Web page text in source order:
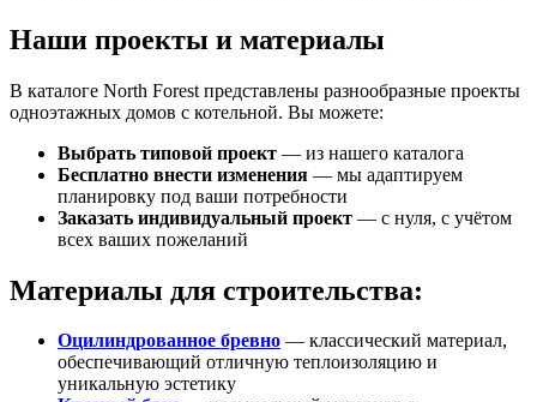
Наши проекты и материалы
В каталоге North Forest представлены разнообразные проекты
одноэтажных домов с котельной. Вы можете:
Выбрать типовой проект — из нашего каталога
Бесплатно внести изменения — мы адаптируем
планировку под ваши потребности
Заказать индивидуальный проект — с нуля, с учётом
всех ваших пожеланий
Материалы для строительства:
Оцилиндрованное бревно — классический материал,
обеспечивающий отличную теплоизоляцию и
уникальную эстетику